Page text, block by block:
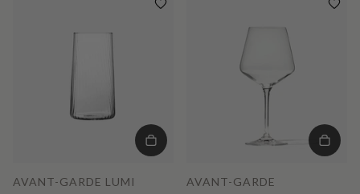
AVANT-GARDE LUMI AVANT-GARDE